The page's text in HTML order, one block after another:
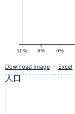
の
人
口
10% 8% 6%
Download image - Excel
人口